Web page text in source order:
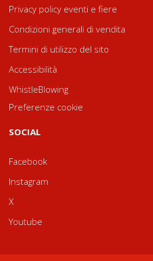
Privacy policy eventi e fiere
Condizioni generali di vendita
Termini di utilizzo del sito
Accessibilità
WhistleBlowing
Preferenze cookie
SOCIAL
Facebook
Instagram
X
Youtube